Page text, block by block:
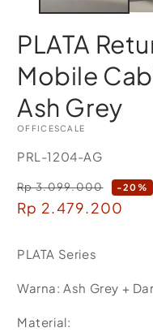
PLATA
Mobile
Ash Grey
OFFICESCALE
SKU:
PRL-1204-AG
Regular
price
Rp 3.099.000 -20%
Sale
Rp 2.479.200
PLATA Series
Warna: Ash Grey +
Material: